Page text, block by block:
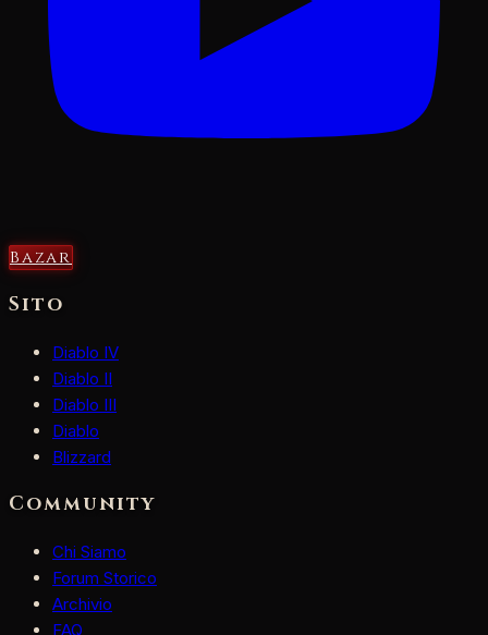
Bazar
Sito
Diablo IV
Diablo II
Diablo III
Diablo
Blizzard
Community
Chi Siamo
Forum Storico
Archivio
FAQ